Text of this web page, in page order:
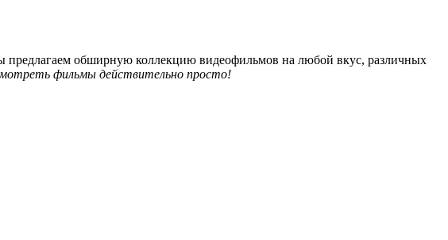
обширную коллекцию видеофильмов на любой вкус, различных
фильмы действительно просто!